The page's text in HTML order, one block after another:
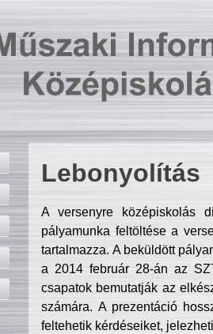
Lebonyolítás
A versenyre középiskolás
pályamunka feltöltése a
tartalmazza. A beküldött
a 2014 február 28-án az
csapatok bemutatják az
számára. A prezentáció
feltehetik kérdéseiket,